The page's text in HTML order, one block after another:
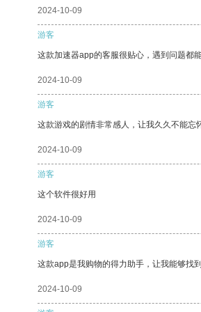
2024-10-09
游客
这款加速器app的客服很贴心，遇到问题都
2024-10-09
游客
这款游戏的剧情非常感人，让我久久不能忘
2024-10-09
游客
这个软件很好用
2024-10-09
游客
这款app是我购物的得力助手，让我能够找
2024-10-09